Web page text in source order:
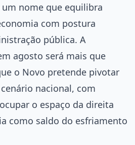
nome que equilibra
com postura
pública. A
agosto será mais que
o Novo pretende pivotar
nacional, com
o espaço da direita
como saldo do esfriamento